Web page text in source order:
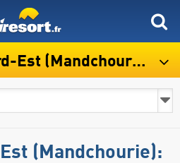
Est (Mandchourie)
(Mandchourie):